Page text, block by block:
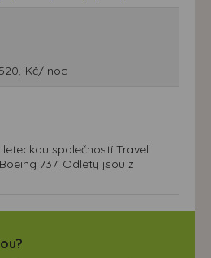
Kč/ noc
společností Travel
737. Odlety jsou z